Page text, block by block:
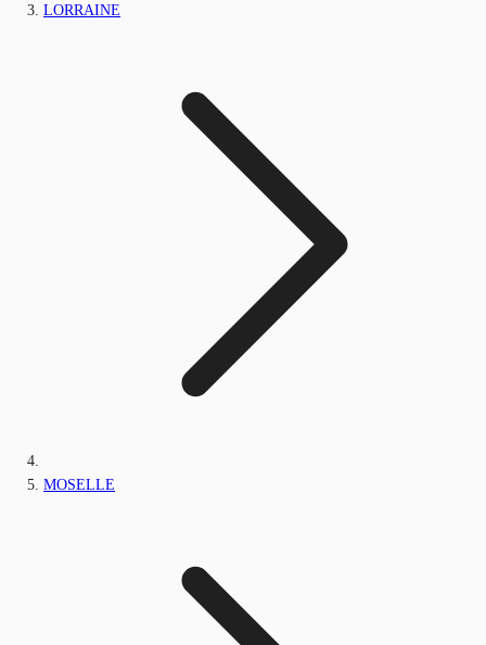
LORRAINE
MOSELLE